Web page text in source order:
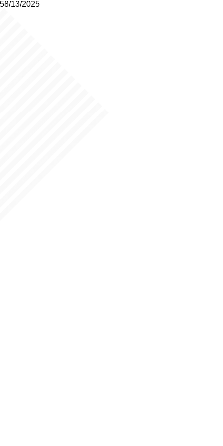
58/13/2025